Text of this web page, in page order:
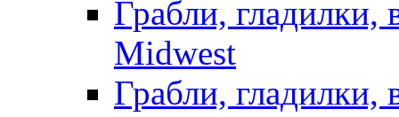
Грабли, гладилки,
Midwest
Грабли, гладилки,